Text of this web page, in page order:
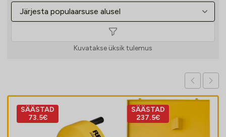
Kuvatakse üksik tulemus
SÄÄSTAD
73.5€
SÄÄSTAD
237.5€